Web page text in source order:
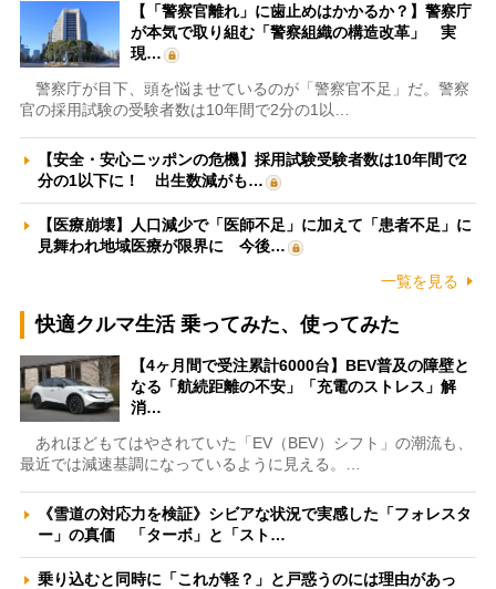
【「警察官離れ」に歯止めはかかるか？】警察庁
が本気で取り組む「警察組織の構造改革」 実
現…
警察庁が目下、頭を悩ませているのが「警察官不足」だ。警察
官の採用試験の受験者数は10年間で2分の1以…
【安全・安心ニッポンの危機】採用試験受験者数は10年間で2
分の1以下に！ 出生数減がも…
【医療崩壊】人口減少で「医師不足」に加えて「患者不足」に
見舞われ地域医療が限界に 今後…
一覧を見る
快適クルマ生活 乗ってみた、使ってみた
【4ヶ月間で受注累計6000台】BEV普及の障壁と
なる「航続距離の不安」「充電のストレス」解
消…
あれほどもてはやされていた「EV（BEV）シフト」の潮流も、
最近では減速基調になっているように見える。…
《雪道の対応力を検証》シビアな状況で実感した「フォレスタ
ー」の真価 「ターボ」と「スト…
乗り込むと同時に「これが軽？」と戸惑うのには理由があっ